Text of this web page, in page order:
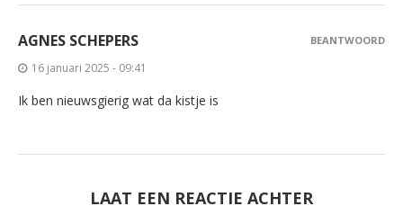
AGNES SCHEPERS
16 januari 2025 - 09:41
Ik ben nieuwsgierig wat da kistje is
BEANTWOORD
LAAT EEN REACTIE ACHTER